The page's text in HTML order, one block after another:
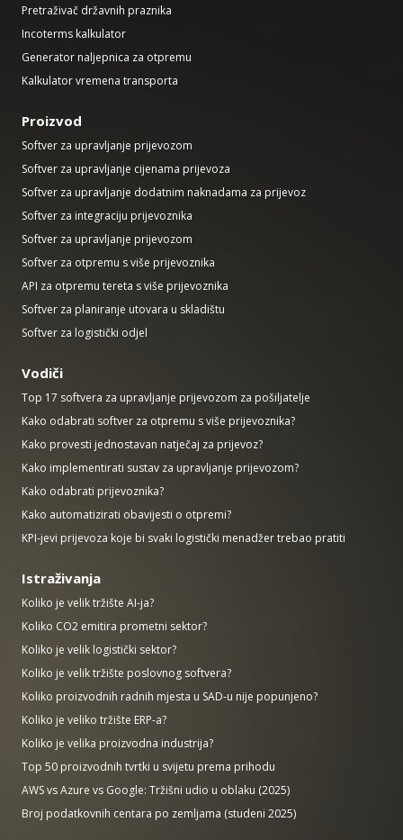
Pretraživač državnih praznika
Incoterms kalkulator
Generator naljepnica za otpremu
Kalkulator vremena transporta
Proizvod
Softver za upravljanje prijevozom
Softver za upravljanje cijenama prijevoza
Softver za upravljanje dodatnim naknadama za prijevoz
Softver za integraciju prijevoznika
Softver za upravljanje prijevozom
Softver za otpremu s više prijevoznika
API za otpremu tereta s više prijevoznika
Softver za planiranje utovara u skladištu
Softver za logistički odjel
Vodiči
Top 17 softvera za upravljanje prijevozom za pošiljatelje
Kako odabrati softver za otpremu s više prijevoznika?
Kako provesti jednostavan natječaj za prijevoz?
Kako implementirati sustav za upravljanje prijevozom?
Kako odabrati prijevoznika?
Kako automatizirati obavijesti o otpremi?
KPI-jevi prijevoza koje bi svaki logistički menadžer trebao pratiti
Istraživanja
Koliko je velik tržište AI-ja?
Koliko CO2 emitira prometni sektor?
Koliko je velik logistički sektor?
Koliko je velik tržište poslovnog softvera?
Koliko proizvodnih radnih mjesta u SAD-u nije popunjeno?
Koliko je veliko tržište ERP-a?
Koliko je velika proizvodna industrija?
Top 50 proizvodnih tvrtki u svijetu prema prihodu
AWS vs Azure vs Google: Tržišni udio u oblaku (2025)
Broj podatkovnih centara po zemljama (studeni 2025)